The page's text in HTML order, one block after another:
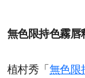
無色限持色霧唇
植村秀「 無色限